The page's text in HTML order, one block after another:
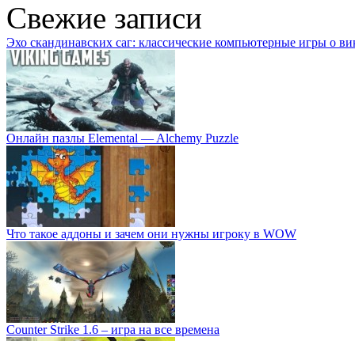
Свежие записи
Эхо скандинавских саг: классические компьютерные игры о
Онлайн пазлы Elemental — Alchemy Puzzle
Что такое аддоны и зачем они нужны игроку в WOW
Counter Strike 1.6 – игра на все времена